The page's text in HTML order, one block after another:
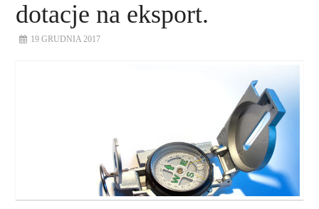
dotacje na eksport.
19 GRUDNIA 2017